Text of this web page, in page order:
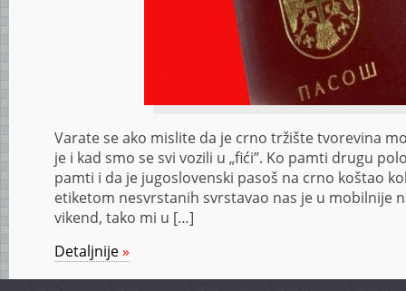
Varate se ako mislite da je crno tržište tvorevina
je i kad smo se svi vozili u „fići”. Ko pamti drugu
pamti i da je jugoslovenski pasoš na crno koštao
etiketom nesvrstanih svrstavao nas je u mobilnije
vikend, tako mi u […]
Detaljnije»